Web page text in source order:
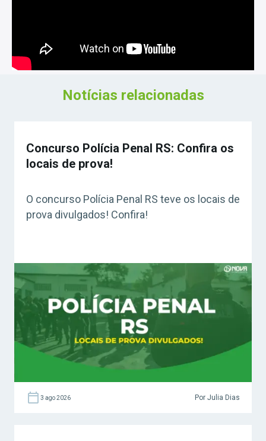
Notícias relacionadas
Concurso Polícia Penal RS: Confira os
locais de prova!
O concurso Polícia Penal RS teve os locais de
prova divulgados! Confira!
3 ago 2026 Por Julia Dias